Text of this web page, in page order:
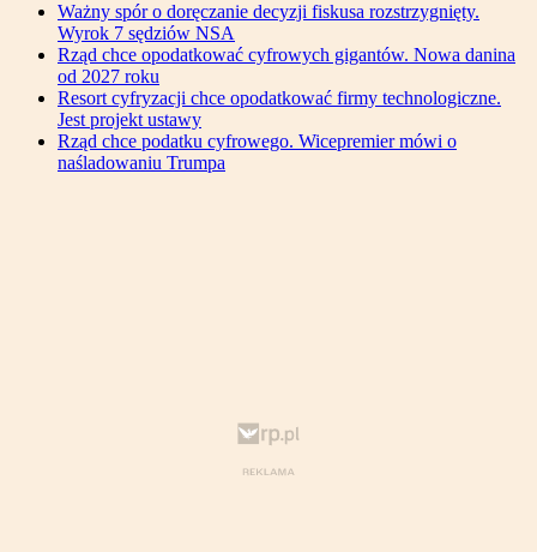
Ważny spór o doręczanie decyzji fiskusa rozstrzygnięty.
Wyrok 7 sędziów NSA
Rząd chce opodatkować cyfrowych gigantów. Nowa danina
od 2027 roku
Resort cyfryzacji chce opodatkować firmy technologiczne.
Jest projekt ustawy
Rząd chce podatku cyfrowego. Wicepremier mówi o
naśladowaniu Trumpa